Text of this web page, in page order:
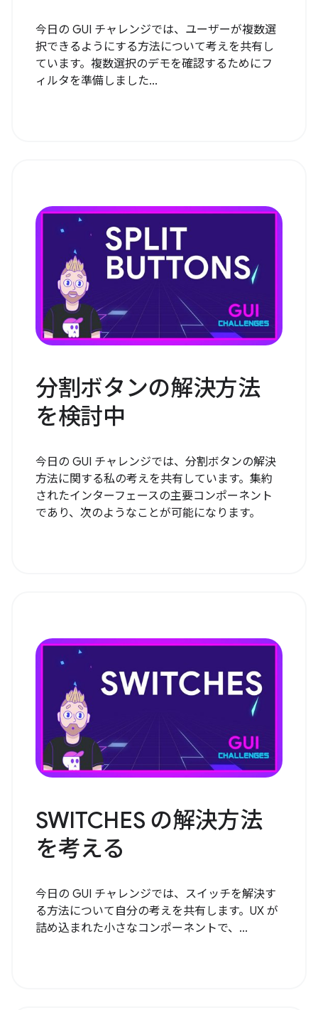
今日の GUI チャレンジでは、ユーザーが複数選
択できるようにする方法について考えを共有し
ています。複数選択のデモを確認するためにフ
ィルタを準備しました...
分割ボタンの解決方法
を検討中
今日の GUI チャレンジでは、分割ボタンの解決
方法に関する私の考えを共有しています。集約
されたインターフェースの主要コンポーネント
であり、次のようなことが可能になります。
SWITCHES の解決方法
を考える
今日の GUI チャレンジでは、スイッチを解決す
る方法について自分の考えを共有します。UX が
詰め込まれた小さなコンポーネントで、...